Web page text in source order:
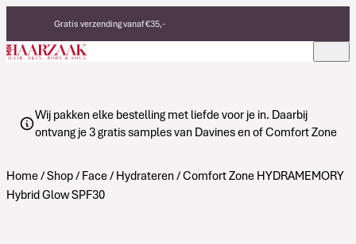
Gratis verzending vanaf €35,-
Eerlijke, duurzame producten
Made in Italy
Wij pakken elke bestelling met liefde voor je in. Daarbij
ontvang je 3 gratis samples van Davines en of Comfort Zone
Home/Shop/ Face/ Hydrateren/ Comfort Zone HYDRAMEMORY
Hybrid Glow SPF30